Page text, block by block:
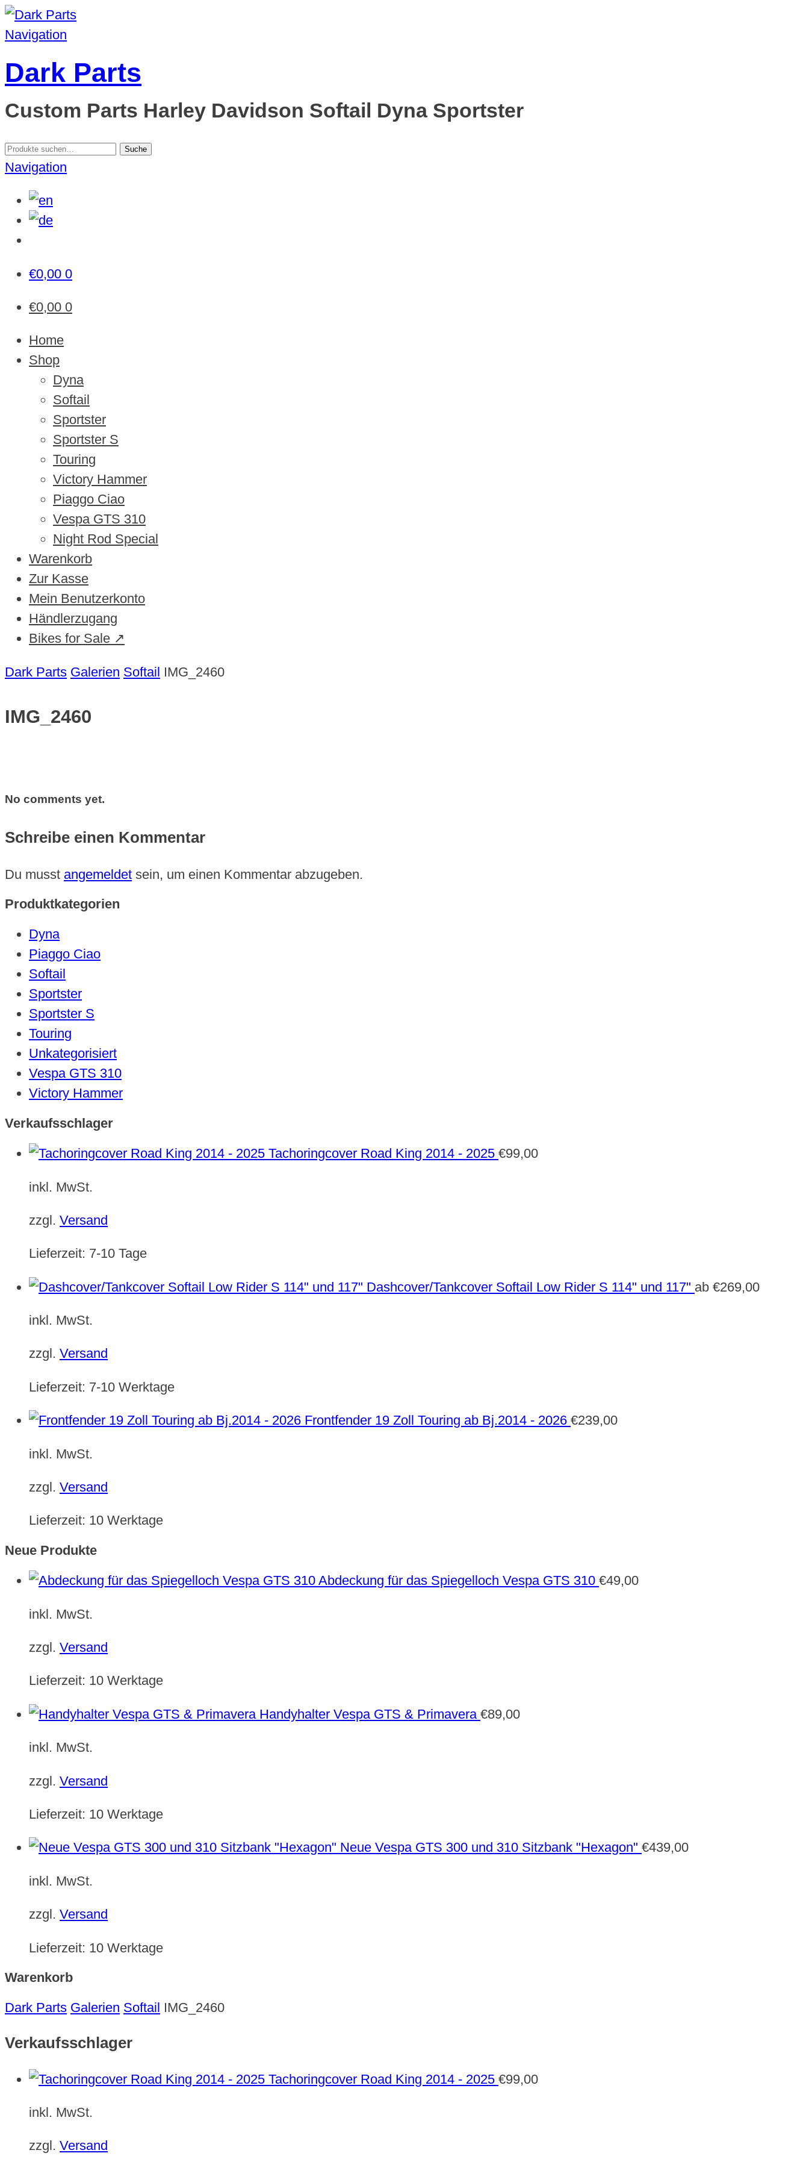
Navigation
Dark Parts
Custom Parts Harley Davidson Softail Dyna Sportster
Suche
nach:
Suche
Navigation
€0,00 0
€0,00 0
Home
Shop
Dyna
Softail
Sportster
Sportster S
Touring
Victory Hammer
Piaggo Ciao
Vespa GTS 310
Night Rod Special
Warenkorb
Zur Kasse
Mein Benutzerkonto
Händlerzugang
Bikes for Sale ↗
Dark Parts Galerien Softail IMG_2460
IMG_2460
No comments yet.
Schreibe einen Kommentar
Du musst angemeldet sein, um einen Kommentar abzugeben.
Produktkategorien
Dyna
Piaggo Ciao
Softail
Sportster
Sportster S
Touring
Unkategorisiert
Vespa GTS 310
Victory Hammer
Verkaufsschlager
Tachoringcover Road King 2014 - 2025 €99,00
inkl. MwSt.
zzgl. Versand
Lieferzeit: 7-10 Tage
Dashcover/Tankcover Softail Low Rider S 114" und 117" ab €269,00
inkl. MwSt.
zzgl. Versand
Lieferzeit: 7-10 Werktage
Frontfender 19 Zoll Touring ab Bj.2014 - 2026 €239,00
inkl. MwSt.
zzgl. Versand
Lieferzeit: 10 Werktage
Neue Produkte
Abdeckung für das Spiegelloch Vespa GTS 310 €49,00
inkl. MwSt.
zzgl. Versand
Lieferzeit: 10 Werktage
Handyhalter Vespa GTS & Primavera €89,00
inkl. MwSt.
zzgl. Versand
Lieferzeit: 10 Werktage
Neue Vespa GTS 300 und 310 Sitzbank "Hexagon" €439,00
inkl. MwSt.
zzgl. Versand
Lieferzeit: 10 Werktage
Warenkorb
Dark Parts Galerien Softail IMG_2460
Verkaufsschlager
Tachoringcover Road King 2014 - 2025 €99,00
inkl. MwSt.
zzgl. Versand